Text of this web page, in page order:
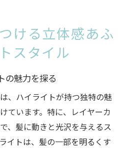
ける立体感あふ
スタイル
の魅力を探る
、ハイライトが持つ独特の魅
ています。特に、レイヤーカ
、髪に動きと光沢を与えるス
イトは、髪の一部を明るくす